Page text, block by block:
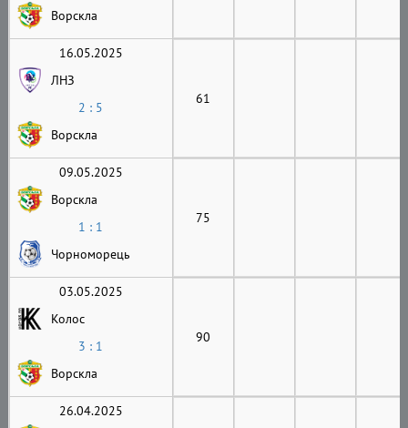
Ворскла
16.05.2025
ЛНЗ
2 : 5
Ворскла
61
09.05.2025
Ворскла
1 : 1
Чорноморець
75
03.05.2025
Колос
3 : 1
Ворскла
90
26.04.2025